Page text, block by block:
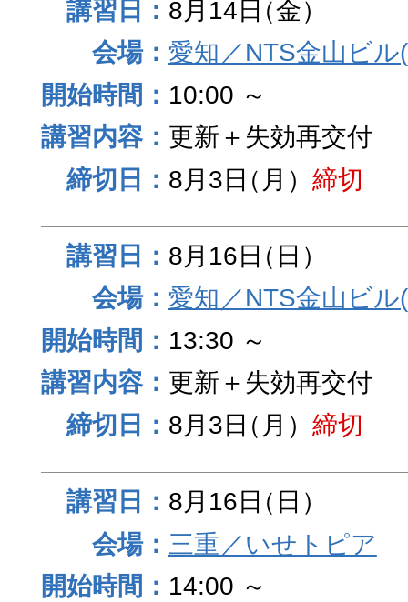
8月14日（金）
愛知／NTS金山ビ
10:00 ～
更新＋失効再交付
8月3日（月） 締切
8月16日（日）
愛知／NTS金山ビ
13:30 ～
更新＋失効再交付
8月3日（月） 締切
8月16日（日）
三重／いせトピア
14:00 ～